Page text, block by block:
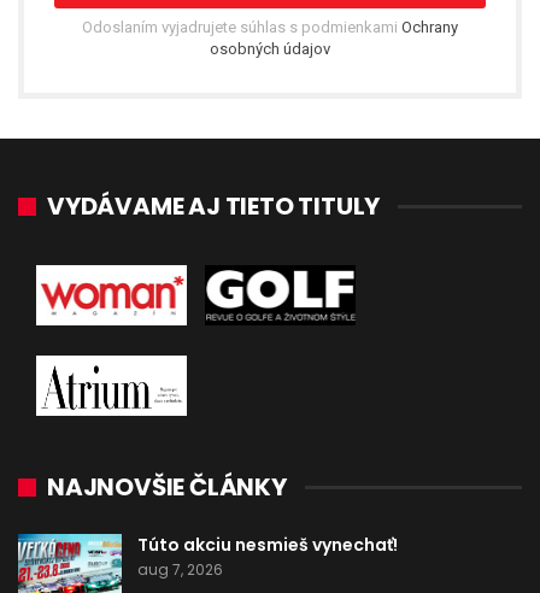
Odoslaním vyjadrujete súhlas s podmienkami Ochrany
osobných údajov
VYDÁVAME AJ TIETO TITULY
NAJNOVŠIE ČLÁNKY
Túto akciu nesmieš vynechať!
aug 7, 2026